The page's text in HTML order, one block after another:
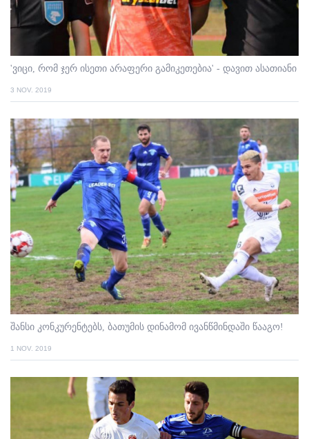
'ვიცი, რომ ჯერ ისეთი არაფერი გამიკეთებია' - დავით ასათიანი
3 NOV. 2019
შანსი კონკურენტებს, ბათუმის დინამომ ივანწმინდაში წააგო!
1 NOV. 2019